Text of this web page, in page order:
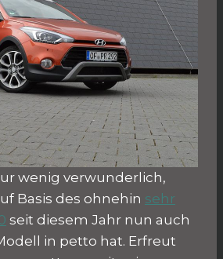
wenig verwunderlich,
Basis des ohnehin sehr
seit diesem Jahr nun auch
in petto hat. Erfreut